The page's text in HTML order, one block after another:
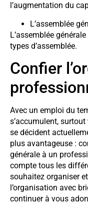
l’augmentation du
L’assemblée
L’assemblée
types d’assemblée.
Confier
Avec un emploi du
s’accumulent,
se décident
plus avantageuse :
générale à un
compte tous les
souhaitez organiser
l’organisation avec
continuer à vous